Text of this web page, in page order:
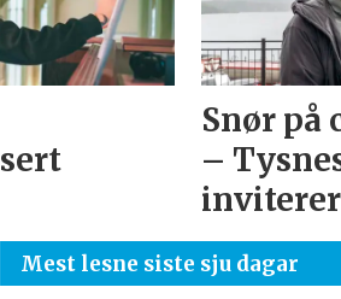
Snør på
–
Mest lesne siste sju dagar